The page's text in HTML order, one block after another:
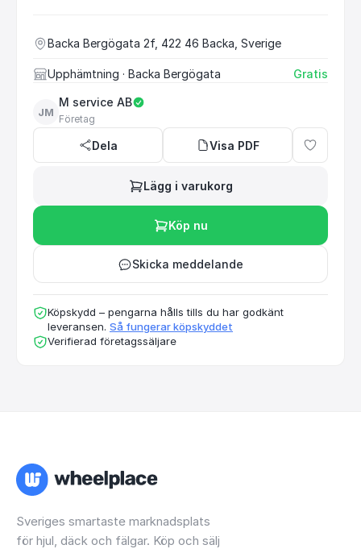
Backa Bergögata 2f, 422 46 Backa, Sverige
Upphämtning · Backa Bergögata Gratis
JM
M service AB
Företag
Dela Visa PDF
Lägg i varukorg
Köp nu
Skicka meddelande
Köpskydd – pengarna hålls tills du har godkänt
leveransen. Så fungerar köpskyddet
Verifierad företagssäljare
Sveriges smartaste marknadsplats
för hjul, däck och fälgar. Köp och sälj